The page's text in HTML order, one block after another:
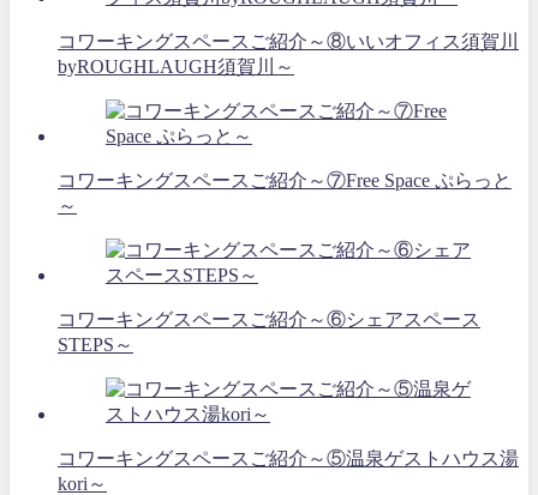
コワーキングスペースご紹介～⑧いいオフィス須賀川
byROUGHLAUGH須賀川～
コワーキングスペースご紹介～⑦Free Space ぷらっと
～
コワーキングスペースご紹介～⑥シェアスペース
STEPS～
コワーキングスペースご紹介～⑤温泉ゲストハウス湯
kori～